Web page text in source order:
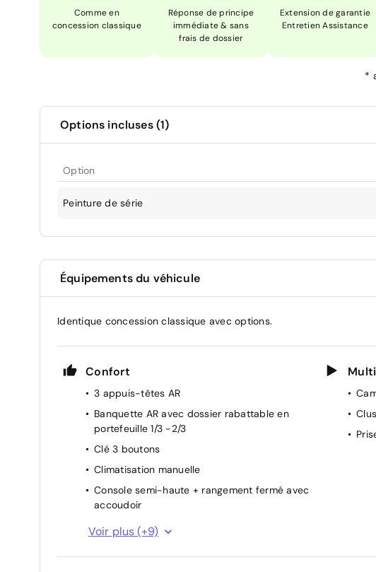
Comme en
concession classique
Réponse de principe
immédiate & sans
frais de dossier
Extension de garantie
Entretien Assistance
*
Options incluses (1)
Option
Peinture de série
Équipements du véhicule
Identique concession classique avec options.
Confort
3 appuis-têtes AR
Banquette AR avec dossier rabattable en
portefeuille 1/3 -2/3
Clé 3 boutons
Climatisation manuelle
Console semi-haute + rangement fermé avec
accoudoir
Direction assistée
Voir plus (+9)